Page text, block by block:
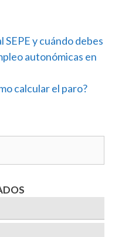
SEPE y cuándo debes
autonómicas en
calcular el paro?